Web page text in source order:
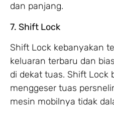
dan panjang.
7. Shift Lock
Shift Lock kebanyakan
keluaran terbaru dan
di dekat tuas. Shift Lock
menggeser tuas
mesin mobilnya tidak